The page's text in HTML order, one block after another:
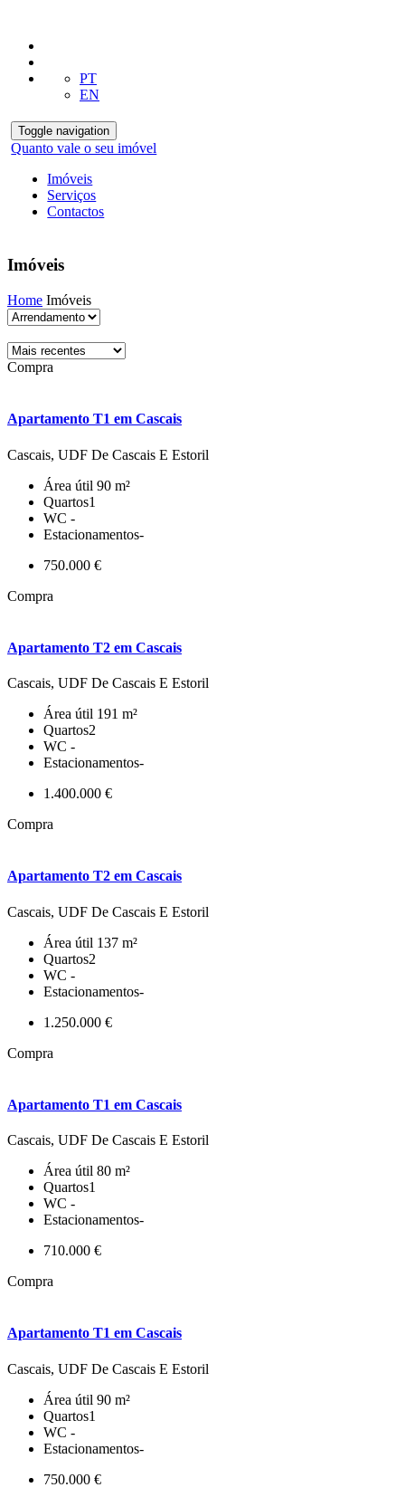
PT
EN
Toggle navigation
Quanto vale o seu imóvel
Imóveis
Serviços
Contactos
Imóveis
Home Imóveis
Compra
Apartamento T1 em Cascais
Cascais, UDF De Cascais E Estoril
Área útil 90 m²
Quartos1
WC -
Estacionamentos-
750.000 €
Compra
Apartamento T2 em Cascais
Cascais, UDF De Cascais E Estoril
Área útil 191 m²
Quartos2
WC -
Estacionamentos-
1.400.000 €
Compra
Apartamento T2 em Cascais
Cascais, UDF De Cascais E Estoril
Área útil 137 m²
Quartos2
WC -
Estacionamentos-
1.250.000 €
Compra
Apartamento T1 em Cascais
Cascais, UDF De Cascais E Estoril
Área útil 80 m²
Quartos1
WC -
Estacionamentos-
710.000 €
Compra
Apartamento T1 em Cascais
Cascais, UDF De Cascais E Estoril
Área útil 90 m²
Quartos1
WC -
Estacionamentos-
750.000 €